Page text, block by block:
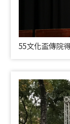
55文化盃傳院